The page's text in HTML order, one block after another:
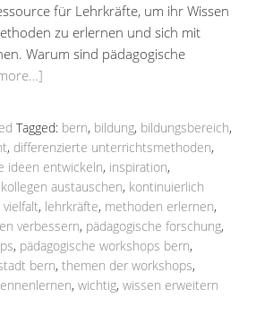
für Lehrkräfte, um ihr Wissen
zu erlernen und sich mit
Warum sind pädagogische
Tagged: bern, bildung, bildungsbereich,
, differenzierte unterrichtsmethoden,
ideen entwickeln, inspiration,
kollegen austauschen, kontinuierlich
, lehrkräfte, methoden erlernen,
verbessern, pädagogische forschung,
, pädagogische workshops bern,
bern, themen der workshops,
, wichtig, wissen erweitern